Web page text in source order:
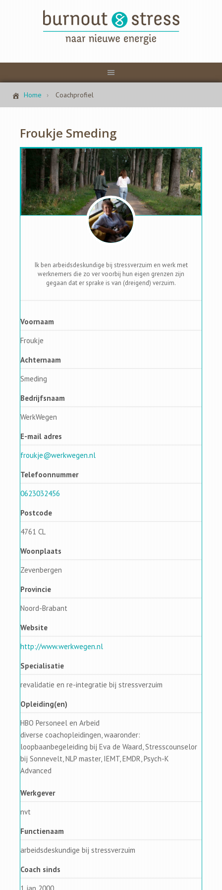
Home Coachprofiel
Froukje Smeding
Ik ben arbeidsdeskundige bij stressverzuim en werk met
werknemers die zo ver voorbij hun eigen grenzen zijn
gegaan dat er sprake is van (dreigend) verzuim.
Voornaam
Froukje
Achternaam
Smeding
Bedrijfsnaam
WerkWegen
E-mail adres
froukje@werkwegen.nl
Telefoonnummer
0623032456
Postcode
4761 CL
Woonplaats
Zevenbergen
Provincie
Noord-Brabant
Website
http://www.werkwegen.nl
Specialisatie
revalidatie en re-integratie bij stressverzuim
Opleiding(en)
HBO Personeel en Arbeid
diverse coachopleidingen, waaronder:
loopbaanbegeleiding bij Eva de Waard, Stresscounselor
bij Sonnevelt, NLP master, IEMT, EMDR, Psych-K
Advanced
Werkgever
nvt
Functienaam
arbeidsdeskundige bij stressverzuim
Coach sinds